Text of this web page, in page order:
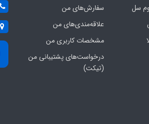
سل
سفارش‌های من
علاقه‌مندی‌های من
مشخصات کاربری من
درخواست‌های پشتیبانی من
(تیکت)